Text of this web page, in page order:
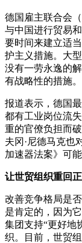
德国雇主联合会
与中国进行贸易
要时间来建立适
护主义措施。大
没有一劳永逸的
有战略性的措施
报道表示，德国
都有工业岗位流
重的官僚负担而
夫冈·尼德马克也
加速器法案》可
让世贸组织重回
改善竞争格局是
是肯定的，因为
集团支持“更好地
织。目前，世贸